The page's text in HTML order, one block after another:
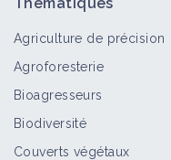
Agriculture de précision
Agroforesterie
Bioagresseurs
Biodiversité
Couverts végétaux